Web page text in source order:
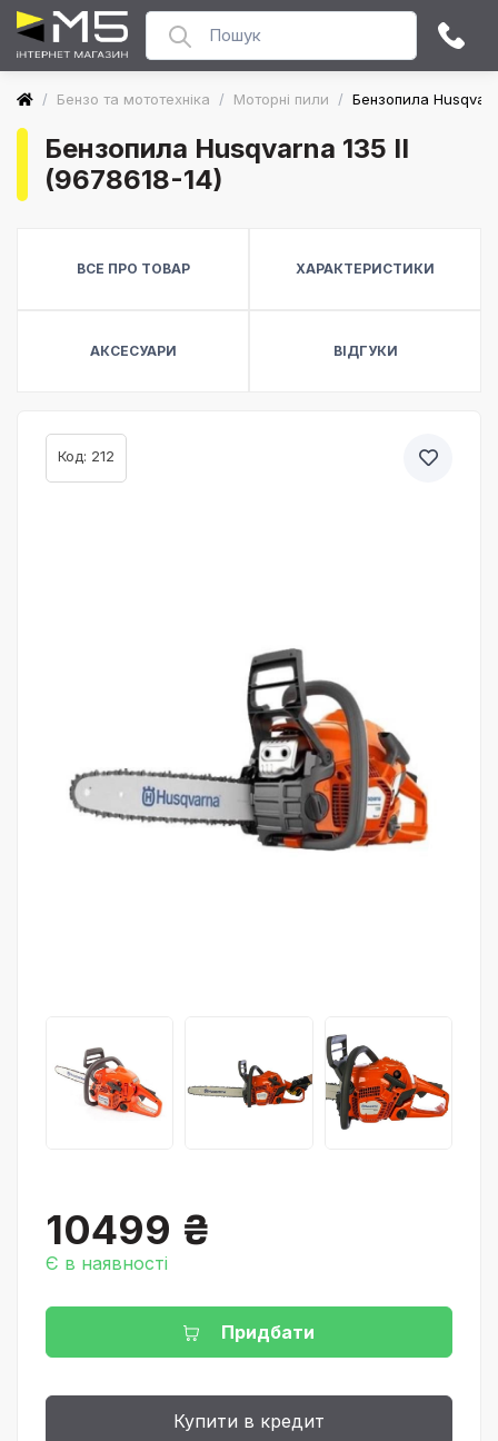
/ Бензо та мототехніка / Моторні пили / Бензопила
Бензопила Husqvarna 135 II
(9678618-14)
ВСЕ ПРО ТОВАР ХАРАКТЕРИСТИКИ
АКСЕСУАРИ ВІДГУКИ
Код: 212
10499 ₴
Є в наявності
Придбати
Купити в кредит